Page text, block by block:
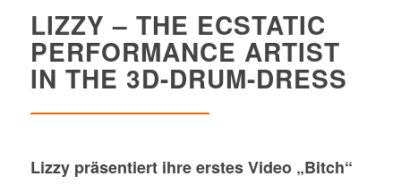
LIZZY – THE ECSTATIC
PERFORMANCE ARTIST
IN THE 3D-DRUM-DRESS
Lizzy präsentiert ihre erstes Video „Bitch“